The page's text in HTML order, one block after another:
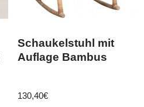
Schaukelstuhl mit
Auflage Bambus
130,40€